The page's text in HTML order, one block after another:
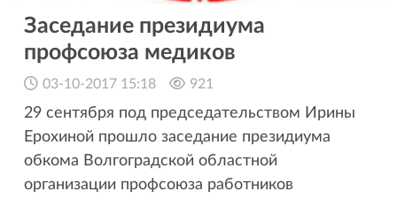
Заседание президиума
профсоюза медиков
03-10-2017 15:18 921
29 сентября под председательством Ирины
Ерохиной прошло заседание президиума
обкома Волгоградской областной
организации профсоюза работников